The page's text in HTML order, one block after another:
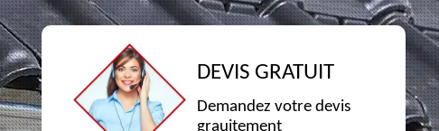
DEVIS GRATUIT
Demandez votre devis
grauitement